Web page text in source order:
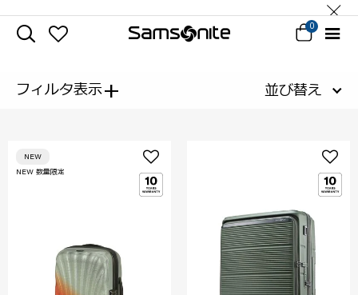
0
フィルタ表示+ 並び替え
NEW 数量限定
NEW